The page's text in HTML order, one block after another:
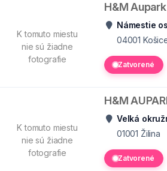
K tomuto miestu
nie sú žiadne
fotografie
H&M
Námestie
04001
Zatvorené
K tomuto miestu
nie sú žiadne
fotografie
H&M
Velká
01001 Žilina
Zatvorené